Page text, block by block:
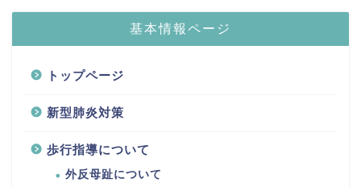
基本情報ページ
トップページ
新型肺炎対策
歩行指導について
外反母趾について